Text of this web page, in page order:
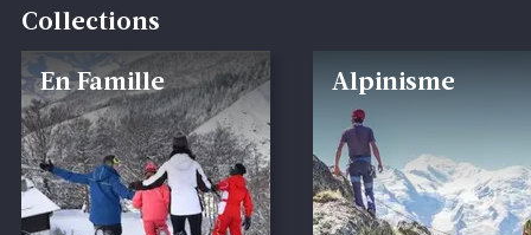
Collections
En Famille Alpinisme